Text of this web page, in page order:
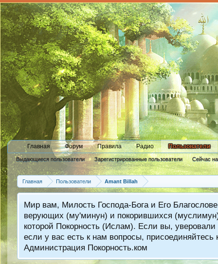
Главная Форум Правила Радио Пользователи
Выдающиеся пользователи Зарегистрированные пользователи Сейчас
Новые сообщения профиля
Главная
Пользователи Amant Billah
Мир вам, Милость Господа-Бога и Его
верующих (му'минун) и покорившихся
которой Покорность (Ислам). Если вы,
если у вас есть к нам вопросы,
Администрация Покорность.ком